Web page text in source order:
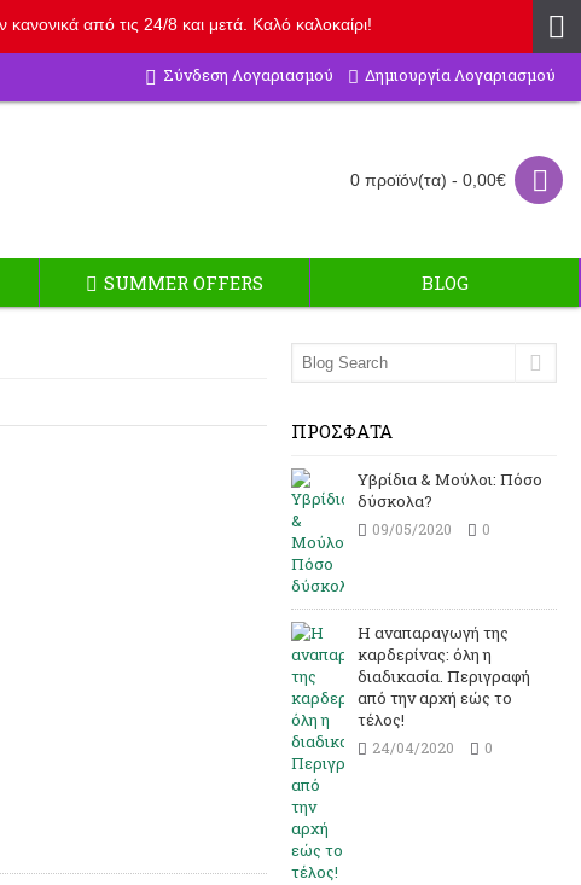
από τις 24/8 και μετά. Καλό καλοκαίρι!
Σύνδεση Λογαριασμού Δημιουργία Λογαριασμού
0 προϊόν(τα) - 0,00€
SUMMER OFFERS BLOG
ΠΡΌΣΦΑΤΑ
Υβρίδια & Μούλοι: Πόσο
δύσκολα?
09/05/2020 0
Η αναπαραγωγή της
καρδερίνας: όλη η
διαδικασία. Περιγραφή
από την αρχή εώς το
τέλος!
24/04/2020 0